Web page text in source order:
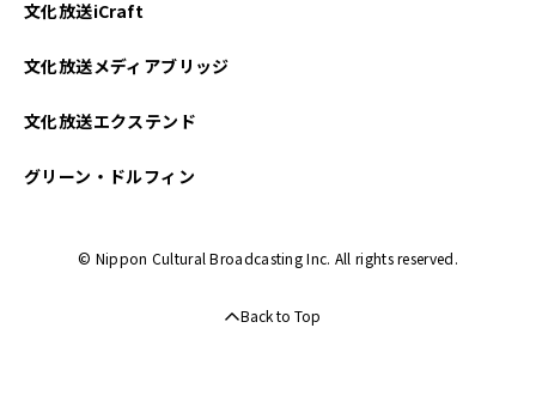
文化放送iCraft
文化放送メディアブリッジ
文化放送エクステンド
グリーン・ドルフィン
© Nippon Cultural Broadcasting Inc. All rights reserved.
Back to Top